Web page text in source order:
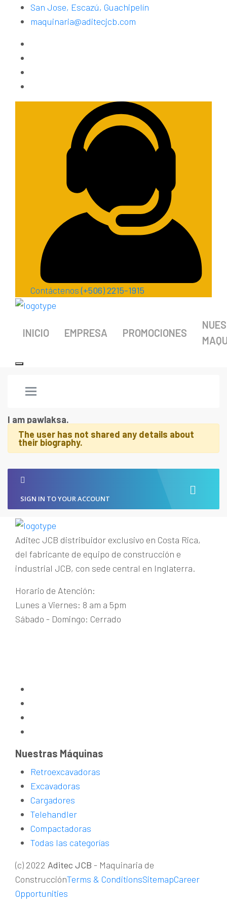
San Jose, Escazú, Guachipelín
maquinaria@aditecjcb.com
Contáctenos (+506) 2215-1915
INICIO EMPRESA PROMOCIONES
I am pawlaksa.
The user has not shared any details about
their biography.
SIGN IN TO YOUR ACCOUNT
Aditec JCB distribuidor exclusivo en Costa Rica,
del fabricante de equipo de construcción e
industrial JCB, con sede central en Inglaterra.
Horario de Atención:
Lunes a Viernes: 8 am a 5pm
Sábado - Domingo: Cerrado
Nuestras Máquinas
Retroexcavadoras
Excavadoras
Cargadores
Telehandler
Compactadoras
Todas las categorías
(c) 2022 Aditec JCB - Maquinaria de
ConstrucciónTerms & ConditionsSitemapCareer
Opportunities